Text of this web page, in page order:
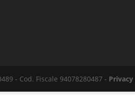
- Cod. Fiscale 94078280487 -